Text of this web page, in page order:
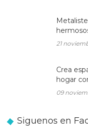
21
Crea
hogar
09
Siguenos en